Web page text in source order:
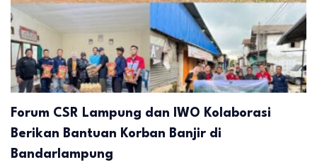
Forum CSR Lampung dan IWO Kolaborasi
Berikan Bantuan Korban Banjir di
Bandarlampung